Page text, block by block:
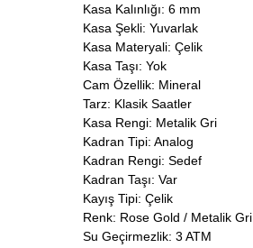
Kasa Kalınlığı: 6 mm
Kasa Şekli: Yuvarlak
Kasa Materyali: Çelik
Kasa Taşı: Yok
Cam Özellik: Mineral
Tarz: Klasik Saatler
Kasa Rengi: Metalik Gri
Kadran Tipi: Analog
Kadran Rengi: Sedef
Kadran Taşı: Var
Kayış Tipi: Çelik
Renk: Rose Gold / Metalik Gri
Su Geçirmezlik: 3 ATM